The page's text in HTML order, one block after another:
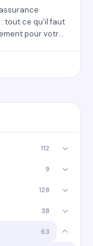
tout ce qu'il faut
pour votre
112
9
128
38
63